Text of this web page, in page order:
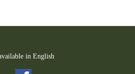
in English